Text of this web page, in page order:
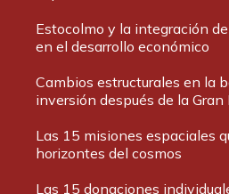
Estocolmo y la integración
en el desarrollo económico
Cambios estructurales en la
inversión después de la Gran
Las 15 misiones espaciales
horizontes del cosmos
Las 15 donaciones